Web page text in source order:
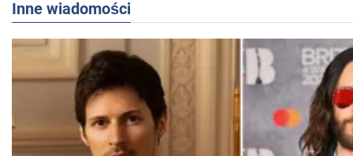
Inne wiadomości